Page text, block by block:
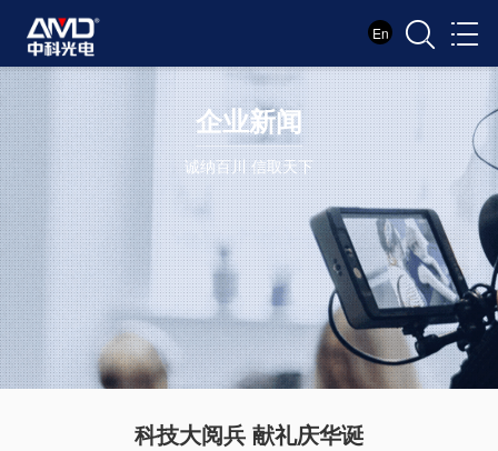
En
企业新闻
诚纳百川 信取天下
科技大阅兵 献礼庆华诞